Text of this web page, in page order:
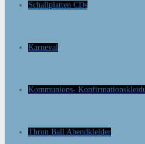
Schallplatten CDs
Karneval
Kommunions-
Thron Ball Abendkleider